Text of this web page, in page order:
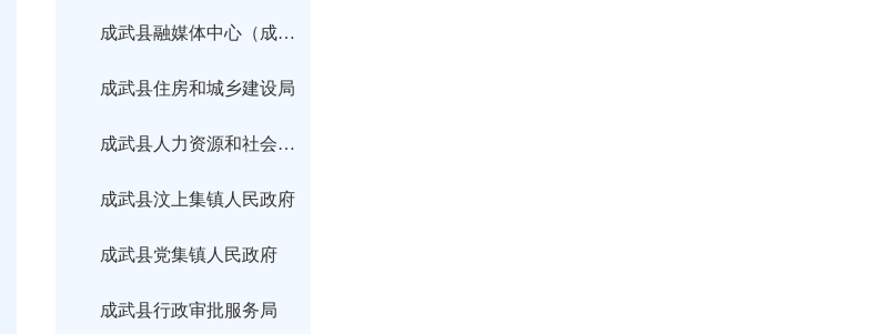
成武县融媒体中心（成武县广播电视台）
成武县住房和城乡建设局
成武县人力资源和社会保障局
成武县汶上集镇人民政府
成武县党集镇人民政府
成武县行政审批服务局